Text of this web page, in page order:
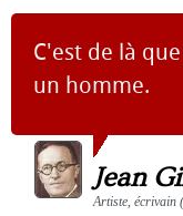
C'est de là
un homme.
Jean
Artiste, écrivain